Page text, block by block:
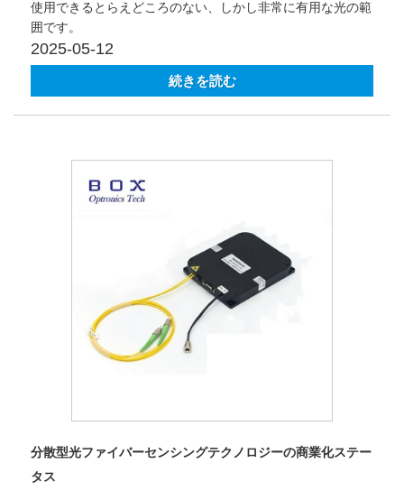
使用できるとらえどころのない、しかし非常に有用な光の範
囲です。
2025-05-12
続きを読む
分散型光ファイバーセンシングテクノロジーの商業化ステー
タス